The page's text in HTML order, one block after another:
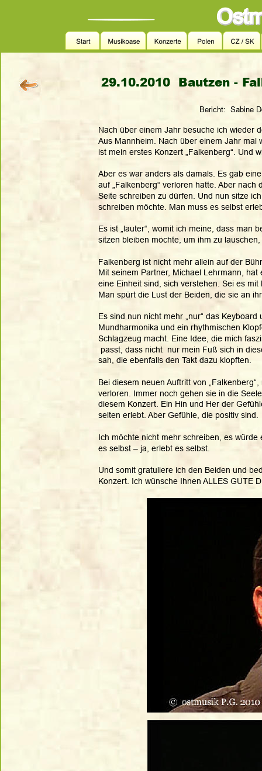
29.10.2010  Bautzen -
Bericht:  Sabine
Nach über einem Jahr besuche ich wieder
Aus Mannheim. Nach über einem Jahr
ist mein erstes Konzert „Falkenberg“. Und
Aber es war anders als damals. Es gab
auf „Falkenberg“ verloren hatte. Aber
Seite schreiben zu dürfen. Und nun sitze
schreiben möchte. Man muss es selbst
Es ist „lauter“, womit ich meine, dass man
sitzen bleiben möchte, um ihm zu
Falkenberg ist nicht mehr allein auf der
Mit seinem Partner, Michael Lehrmann,
eine Einheit sind, sich verstehen. Sei es
Man spürt die Lust der Beiden, die sie an
Es sind nun nicht mehr „nur“ das
Mundharmonika und ein rhythmischen
Schlagzeug macht. Eine Idee, die mich
passt, dass nicht  nur mein Fuß sich in
sah, die ebenfalls den Takt dazu klopften.
Bei diesem neuen Auftritt von
verloren. Immer noch gehen sie in die
diesem Konzert. Ein Hin und Her der
selten erlebt. Aber Gefühle, die positiv sind.
Ich möchte nicht mehr schreiben, es
es selbst – ja, erlebt es selbst.
Und somit gratuliere ich den Beiden und
Konzert. Ich wünsche Ihnen ALLES GUTE